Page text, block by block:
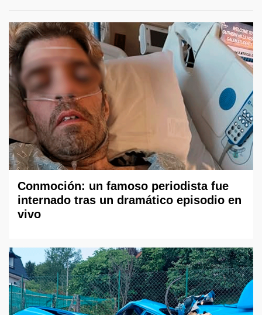
Conmoción: un famoso periodista fue
internado tras un dramático episodio en
vivo